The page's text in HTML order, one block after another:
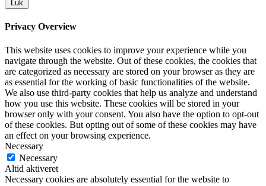
Luk
Privacy Overview
This website uses cookies to improve your experience while you
navigate through the website. Out of these cookies, the cookies that
are categorized as necessary are stored on your browser as they are
as essential for the working of basic functionalities of the website.
We also use third-party cookies that help us analyze and understand
how you use this website. These cookies will be stored in your
browser only with your consent. You also have the option to opt-out
of these cookies. But opting out of some of these cookies may have
an effect on your browsing experience.
Necessary
Necessary
Altid aktiveret
Necessary cookies are absolutely essential for the website to